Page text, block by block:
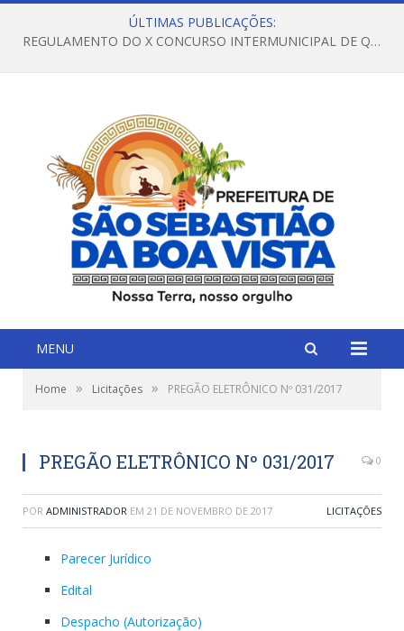
ÚLTIMAS PUBLICAÇÕES:
REGULAMENTO DO X CONCURSO INTERMUNICIPAL DE QUADRILHAS JUNINAS – 2026 – ARRAIÁ DA VENEZA
MENU
Home » Licitações » PREGÃO ELETRÔNICO Nº 031/2017
PREGÃO ELETRÔNICO Nº 031/2017 0
POR ADMINISTRADOR EM 21 DE NOVEMBRO DE 2017 LICITAÇÕES
Parecer Jurídico
Edital
Despacho (Autorização)